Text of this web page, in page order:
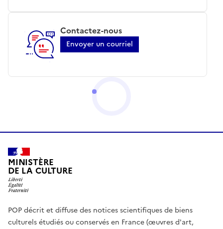
Contactez-nous
Envoyer un courriel
MINISTÈRE
DE LA CULTURE
POP décrit et diffuse des notices scientifiques de biens
culturels étudiés ou conservés en France (œuvres d'art,